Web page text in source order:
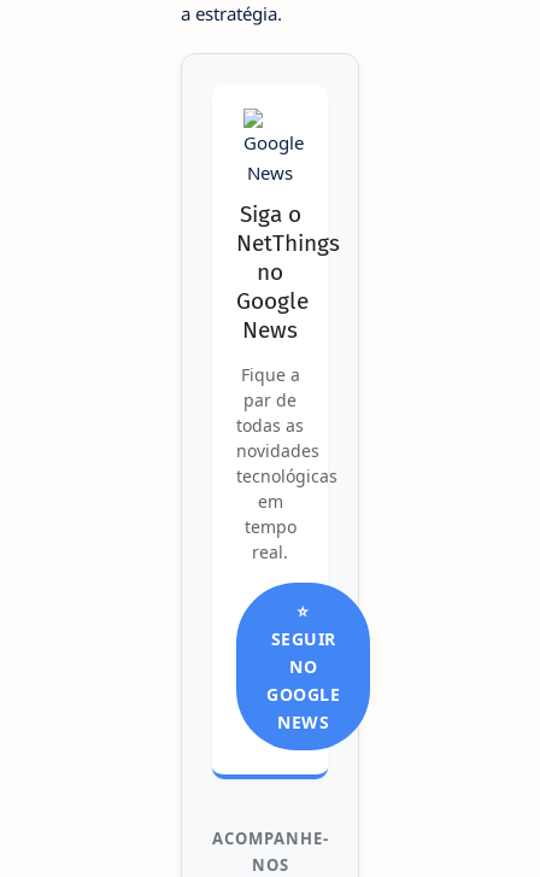
a estratégia.
Siga o
NetThings
no
Google
News
Fique a
par de
todas as
novidades
tecnológicas
em
tempo
real.
⭐
SEGUIR
NO
GOOGLE
NEWS
ACOMPANHE-
NOS